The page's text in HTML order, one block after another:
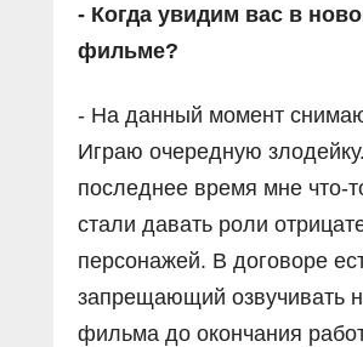
- Когда увидим вас в
фильме?
- На данный момент
Играю очередную
последнее время мне что-
стали давать роли
персонажей. В договоре
запрещающий озвучивать
фильма до окончания